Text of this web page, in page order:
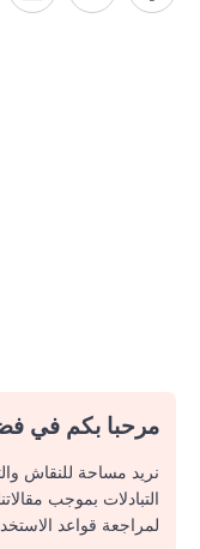
مرحبا بكم في
نريد مساحة للنقاش
التبادلات بموجب
لمراجعة قواعد